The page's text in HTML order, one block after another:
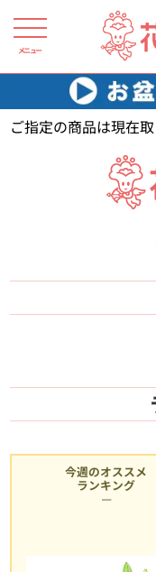
メニュー
花キューピット 【】
ご指定の商品は現在
今週のオススメ
ランキング